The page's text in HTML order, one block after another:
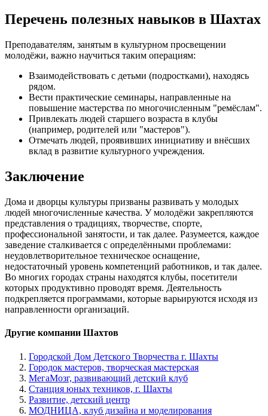
Перечень полезных навыков в Шахтах
Преподавателям, занятым в культурном просвещении
молодёжи, важно научиться таким операциям:
Взаимодействовать с детьми (подростками), находясь
рядом.
Вести практические семинары, направленные на
повышение мастерства по многочисленным "ремёслам".
Привлекать людей старшего возраста в клубы
(например, родителей или "мастеров").
Отмечать людей, проявивших инициативу и внёсших
вклад в развитие культурного учреждения.
Заключение
Дома и дворцы культуры призваны развивать у молодых
людей многочисленные качества. У молодёжи закрепляются
представления о традициях, творчестве, спорте,
профессиональной занятости, и так далее. Разумеется, каждое
заведение сталкивается с определёнными проблемами:
неудовлетворительное техническое оснащение,
недостаточный уровень компетенций работников, и так далее.
Во многих городах страны находятся клубы, посетители
которых продуктивно проводят время. Деятельность
подкрепляется программами, которые варьируются исходя из
направленности организаций.
Другие компании Шахтов
Городской Дом Детского Творчества г. Шахты
Городок мастеров, творческая мастерская
МегаМозг, развивающий детский клуб
Станция юных техников, г. Шахты
Развитие, детский центр
МОДНИЦА, клуб дизайна и моделирования